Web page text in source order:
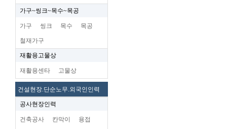
가구~씽크~목수~목공
가구 씽크 목수 목공
철재가구
재활용고물상
재활용센타 고물상
건설현장.단순노무.외국인인력
공사현장인력
건축공사 칸막이 용접